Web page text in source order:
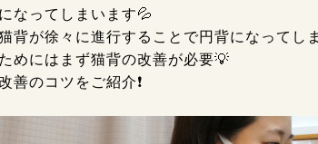
なってしまいます💦
背が徐々に進行することで円背になってし
めにはまず猫背の改善が必要💡
善のコツをご紹介❗